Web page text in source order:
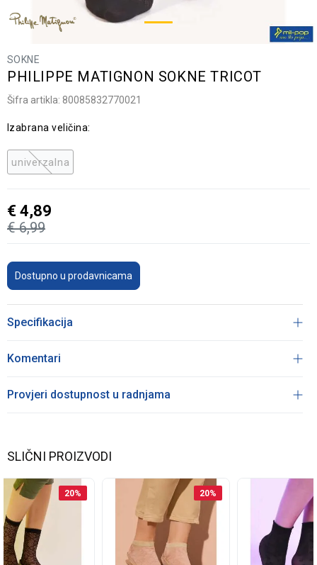
SOKNE
PHILIPPE MATIGNON SOKNE TRICOT
Šifra artikla: 80085832770021
Izabrana veličina:
univerzalna
€ 6,99
€ 4,89
Dostupno u prodavnicama
Specifikacija
Komentari
Provjeri dostupnost u radnjama
SLIČNI PROIZVODI
20% 20%